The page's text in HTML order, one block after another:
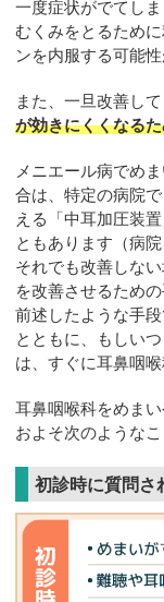
一度症状がでてし
むくみをとるため
ンを内服する可能性
また、一旦改善して
が効きにくくなる
メニエール病でめ
合は、特定の病院
える「中耳加圧装
ともあります（病
それでも改善しな
を改善させるため
前述したような手
とともに、もしい
は、すぐに耳鼻咽
耳鼻咽喉科をめま
およそ次のようなこ
初診時に質問さ